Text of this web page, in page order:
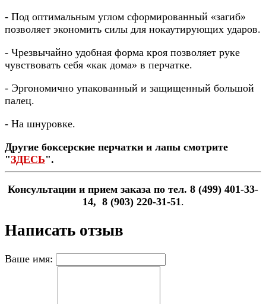
- Под оптимальным углом сформированный «загиб»
позволяет экономить силы для нокаутирующих ударов.
- Чрезвычайно удобная форма кроя позволяет руке
чувствовать себя «как дома» в перчатке.
- Эргономично упакованный и защищенный большой
палец.
- На шнуровке.
Другие боксерские перчатки и лапы смотрите
"ЗДЕСЬ".
Консультации и прием заказа по тел. 8 (499) 401-33-
14, 8 (903) 220-31-51 .
Написать отзыв
Ваше имя: